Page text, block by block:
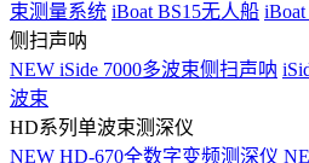
束测量系统 iBoat BS15无人船
侧扫声呐
NEW iSide 7000多波束侧扫声呐
波束
HD系列单波束测深仪
NEW HD-670全数字变频测深仪